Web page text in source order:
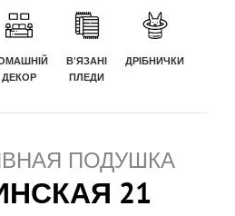
ДЕКОР
В'ЯЗАНІ
ПЛЕДИ
ДРІБНИЧКИ
ПОДУШКА
21